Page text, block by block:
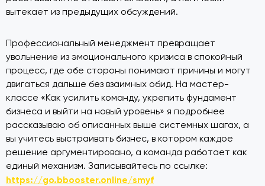
вытекает из предыдущих обсуждений.
Профессиональный менеджмент превращает
увольнение из эмоционального кризиса в спокойный
процесс, где обе стороны понимают причины и могут
двигаться дальше без взаимных обид. На мастер-
классе «Как усилить команду, укрепить фундамент
бизнеса и выйти на новый уровень» я подробнее
рассказываю об описанных выше системных шагах, а
вы учитесь выстраивать бизнес, в котором каждое
решение аргументировано, а команда работает как
единый механизм. Записывайтесь по ссылке:
https://go.bbooster.online/smyf